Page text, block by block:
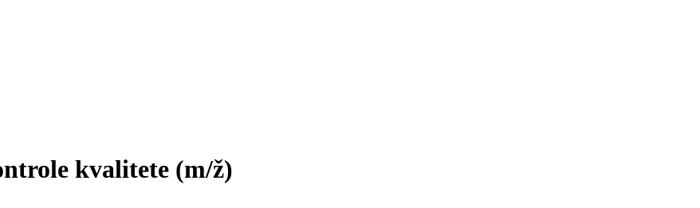
kvalitete (m/ž)